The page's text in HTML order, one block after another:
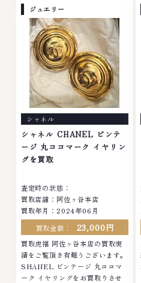
No.1へ挑戦金 プラチナ ダイヤモ
ンド ブランド品 ブランド衣類 お
酒買取りのことなら、お任せくだ
さい。なかでも金・プラチナ等の
アクセサリー・貴金属・宝石・ダ
イヤモンド・ジュエリーや ブラ
ンド品・時計等は特に自信を持っ
て、高額査定を実現しておりま
す。 古くて使わなくなってしま
ったアクセサリー、動かなくなっ
てしまった腕時計、多くのお品物
の高価買取りを実現しており、他
店ではお値段の付かなかったお品
物でも、一点一点丁寧に無料で査
定します。お気軽にご連絡くださ
時間: 10:00～19:00定休日: 年中
無休
ジュエリー
シャネル
シャネル CHANEL ビンテ
ージ 丸ココマーク イヤリン
グを買取
査定時の状態：
買取店舗：阿佐ヶ谷本店
買取年月：2024年06月
買取金額：
23,000円
買取虎福 阿佐ヶ谷本店の買取実
績をご覧頂き有難うございます。
SHANEL ビンテージ 丸ココマ
ーク イヤリングをお買取りさせ